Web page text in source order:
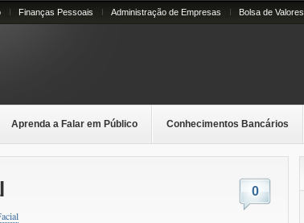
Finanças Pessoais Administração de Empresas Bolsa de Valores
Aprenda a Falar em Público Conhecimentos Bancários
0